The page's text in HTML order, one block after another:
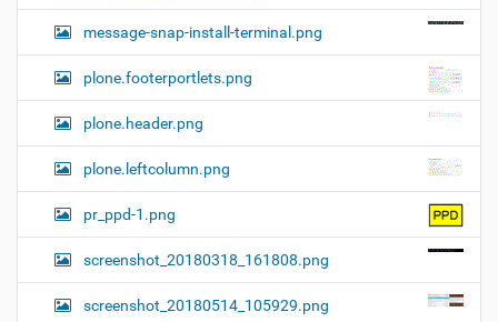
message-snap-install-terminal.png
plone.footerportlets.png
plone.header.png
plone.leftcolumn.png
pr_ppd-1.png
screenshot_20180318_161808.png
screenshot_20180514_105929.png